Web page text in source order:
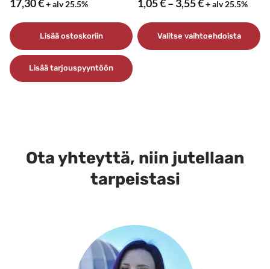
17,30€+ alv 25.5%
Lisää ostoskoriin
Lisää tarjouspyyntöön
1,05€– 3,55€Hintaluokka:
–
3,55 €
+ alv 25.5%
Valitse vaihtoehdoista
tehdä
valinnat
tuotteen
Ota yhteyttä, niin jutellaan
tarpeistasi